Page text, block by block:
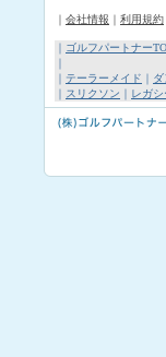
｜ 会社情報 ｜ 利用規約
｜ ゴルフパートナー
｜
｜ テーラーメイド ｜
｜ スリクソン ｜ レガシ